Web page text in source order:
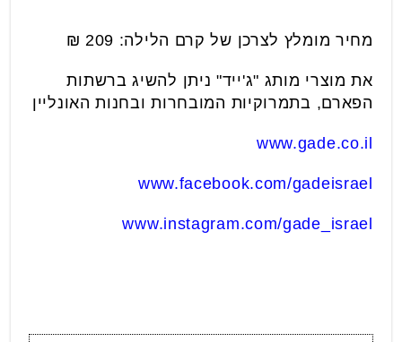
מחיר מומלץ לצרכן של קרם הלילה: 209 ₪
את מוצרי מותג "ג'ייד" ניתן להשיג ברשתות
הפארם, בתמרוקיות המובחרות ובחנות האונליין
www.gade.co.il
www.facebook.com/gadeisrael
www.instagram.com/gade_israel